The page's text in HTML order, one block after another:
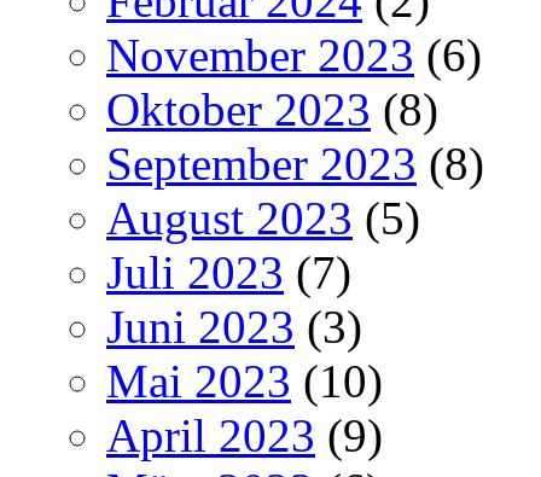
November 2023 (6)
Oktober 2023 (8)
September 2023 (8)
August 2023 (5)
Juli 2023 (7)
Juni 2023 (3)
Mai 2023 (10)
April 2023 (9)